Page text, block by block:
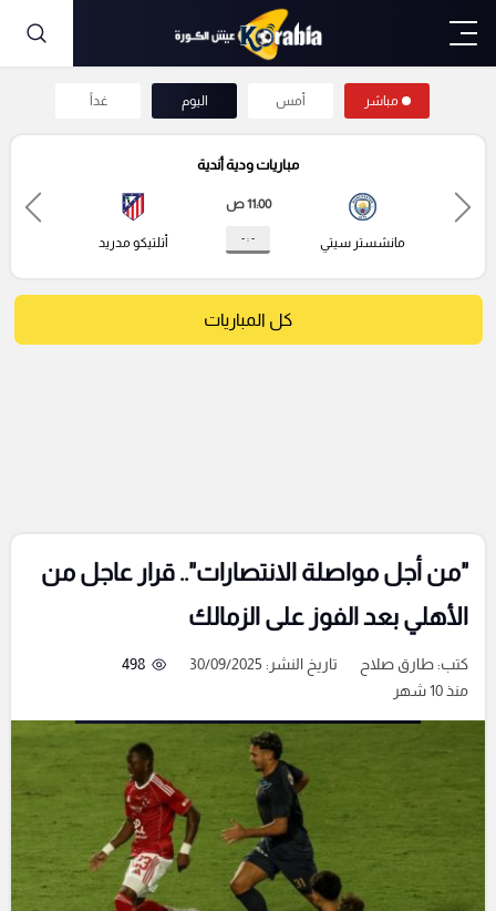
مباشر أمس اليوم غداً
مباريات ودية أندية
مانشستر سيتي
11:00 ص
- : - أتلتيكو مدريد
كل المباريات
"من أجل مواصلة الانتصارات".. قرار عاجل من
الأهلي بعد الفوز على الزمالك
كتب:طارق صلاح تاريخ النشر: 30/09/2025
498
منذ 10 شهر